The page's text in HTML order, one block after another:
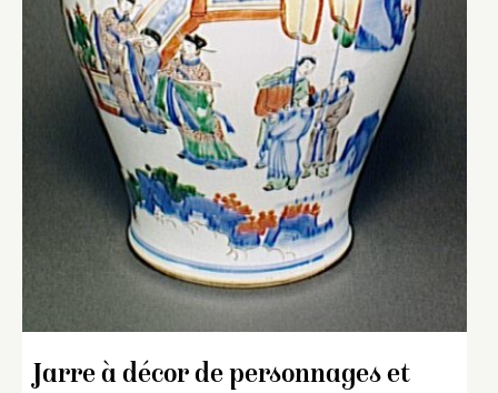
Jarre à décor de personnages et